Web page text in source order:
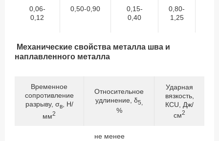
0,06-
0,12
0,50-0,90
0,15-
0,40
0,80-
1,25
Механические свойства металла шва и
наплавленного металла
Временное
сопротивление
разрыву, σв, Н/
мм2
Относительное
удлинение, δ5,
%
Ударная
вязкость,
КСU, Дж/
см2
не менее